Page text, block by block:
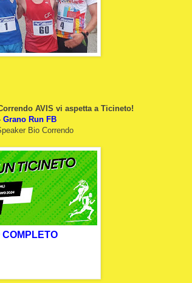
AVIS vi aspetta a Ticineto!
Grano Run FB
Bio Correndo